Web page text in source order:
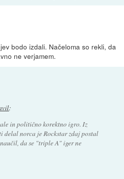
bodo izdali. Načeloma so rekli, da
ne verjamem.
:
in politično korektno igro. Iz
delal norca je Rockstar zdaj postal
da se "triple A" iger ne